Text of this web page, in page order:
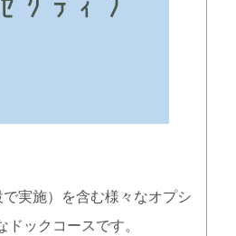
実施）を含む様々なオプシ
ックコースです。